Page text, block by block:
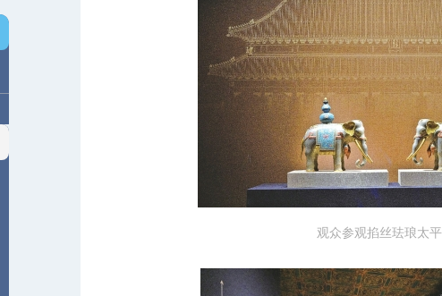
观众参观掐丝珐琅太